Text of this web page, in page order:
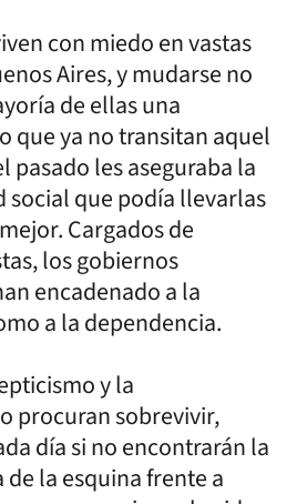
con miedo en vastas
Aires, y mudarse no
de ellas una
que ya no transitan aquel
pasado les aseguraba la
social que podía llevarlas
Cargados de
los gobiernos
encadenado a la
a la dependencia.
y la
procuran sobrevivir,
día si no encontrarán la
la esquina frente a